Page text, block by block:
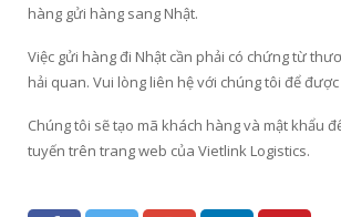
hàng gửi hàng sang Nhật.
Việc gửi hàng đi Nhật cần phải có chứng từ
hải quan. Vui lòng liên hệ với chúng tôi để
Chúng tôi sẽ tạo mã khách hàng và mật khẩu
tuyến trên trang web của Vietlink Logistics.